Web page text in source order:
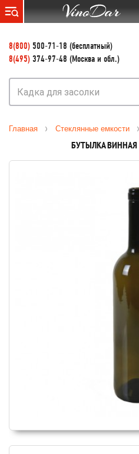
8(800) 500-71-18 (бесплатный)
8(495) 374-97-48 (Москва и обл.)
Главная Стеклянные емкости
БУТЫЛКА